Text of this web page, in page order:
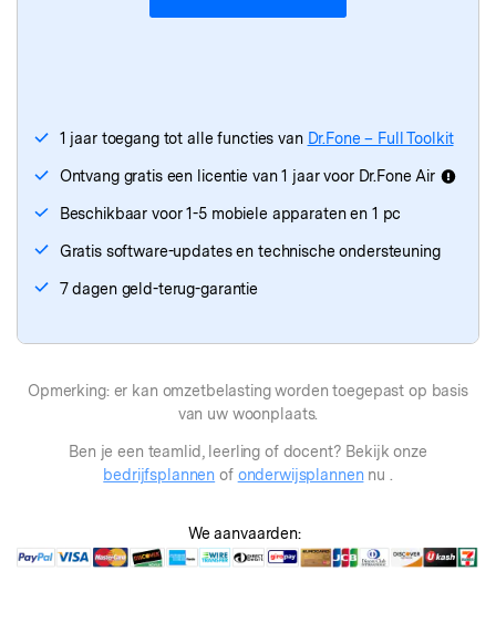
- WhatsApp-overdracht
1 jaar toegang tot alle functies van Dr.Fone – Full Toolkit
Ontvang gratis een licentie van 1 jaar voor Dr.Fone Air
Beschikbaar voor 1-5 mobiele apparaten en 1 pc
Gratis software-updates en technische ondersteuning
7 dagen geld-terug-garantie
Opmerking: er kan omzetbelasting worden toegepast op basis
van uw woonplaats.
Ben je een teamlid, leerling of docent? Bekijk onze
bedrijfsplannen of onderwijsplannennu .
We aanvaarden: